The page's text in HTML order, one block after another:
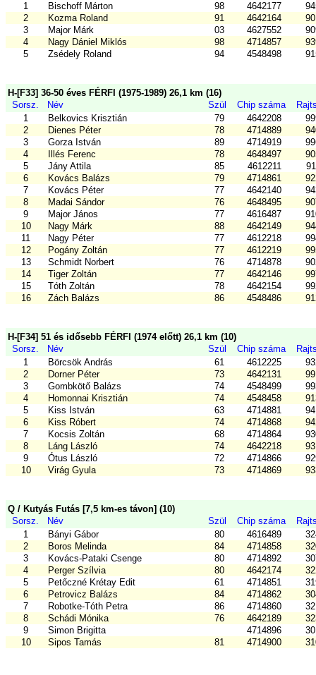
1
Bischoff Márton 98 4642177
2
Kozma Roland 91 4642164
3
Major Márk 03 4627552
4
Nagy Dániel Miklós 98 4714857
5
Zsédely Roland 94 4548498
H-[F33] 36-50 éves FÉRFI (1975-1989) 26,1 km (16)
Sorsz.
Név Szül Chip száma
1
Belkovics Krisztián 79 4642208
2
Dienes Péter 78 4714889
3
Gorza István 89 4714919
4
Illés Ferenc 78 4648497
5
Jány Attila 85 4612211
6
Kovács Balázs 79 4714861
7
Kovács Péter 77 4642140
8
Madai Sándor 76 4648495
9
Major János 77 4616487
10
Nagy Márk 88 4642149
11
Nagy Péter 77 4612218
12
Pogány Zoltán 77 4612219
13
Schmidt Norbert 76 4714878
14
Tiger Zoltán 77 4642146
15
Tóth Zoltán 78 4642154
16
Zách Balázs 86 4548486
H-[F34] 51 és idősebb FÉRFI (1974 előtt) 26,1 km (10)
Sorsz.
Név Szül Chip száma
1
Börcsök András 61 4612225
2
Dorner Péter 73 4642131
3
Gombkötő Balázs 74 4548499
4
Homonnai Krisztián 74 4548458
5
Kiss István 63 4714881
6
Kiss Róbert 74 4714868
7
Kocsis Zoltán 68 4714864
8
Láng László 74 4642218
9
Ótus László 72 4714866
10
Virág Gyula 73 4714869
Q / Kutyás Futás [7,5 km-es távon] (10)
Sorsz.
Név Szül Chip száma
1
Bányi Gábor 80 4616489
2
Boros Melinda 84 4714858
3
Kovács-Pataki Csenge 80 4714892
4
Perger Szílvia 80 4642174
5
Petőczné Krétay Edit 61 4714851
6
Petrovicz Balázs 84 4714862
7
Robotke-Tóth Petra 86 4714860
8
Schádi Mónika 76 4642189
9
Simon Brigitta 4714896
10
Sipos Tamás 81 4714900